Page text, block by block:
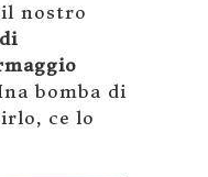
nostro
bomba di
ce lo